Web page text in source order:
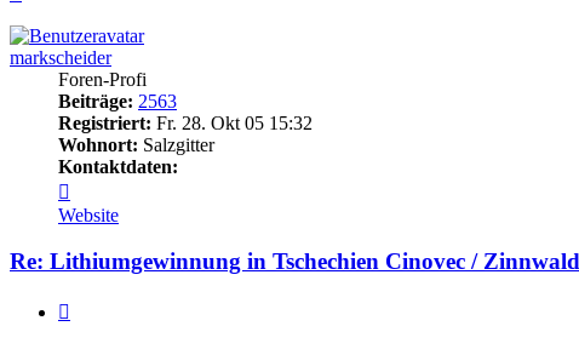
markscheider
Foren-Profi
Beiträge: 2563
Registriert: Fr. 28. Okt 05 15:32
Wohnort: Salzgitter
Kontaktdaten:
von
markscheider
Website
Re: Lithiumgewinnung in Tschechien Cinovec / Zinnwald